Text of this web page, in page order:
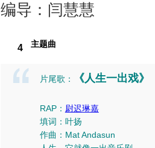
编导：闫慧慧
4 主题曲
片尾歌： 《人生一出戏》
RAP： 尉迟琳嘉
填词：叶扬
作曲：Mat Andasun